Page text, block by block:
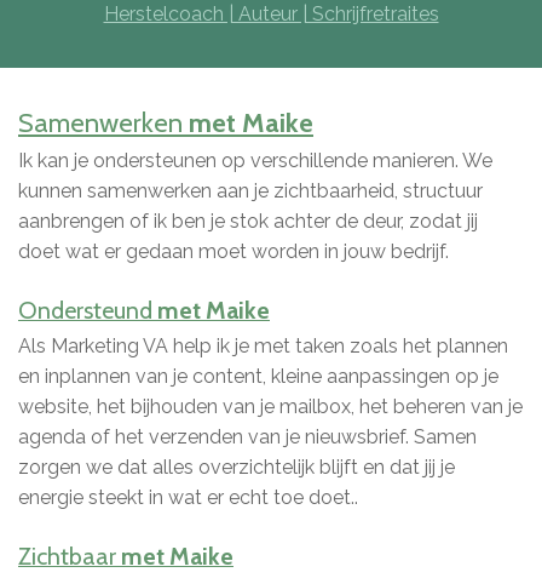
Herstelcoach | Auteur | Schrijfretraites
Samenwerken met Maike
Ik kan je ondersteunen op verschillende manieren. We
kunnen samenwerken aan je zichtbaarheid, structuur
aanbrengen of ik ben je stok achter de deur, zodat jij
doet wat er gedaan moet worden in jouw bedrijf.
Ondersteund met Maike
Als Marketing VA help ik je met taken zoals het plannen
en inplannen van je content, kleine aanpassingen op je
website, het bijhouden van je mailbox, het beheren van je
agenda of het verzenden van je nieuwsbrief. Samen
zorgen we dat alles overzichtelijk blijft en dat jij je
energie steekt in wat er echt toe doet..
Zichtbaar met Maike